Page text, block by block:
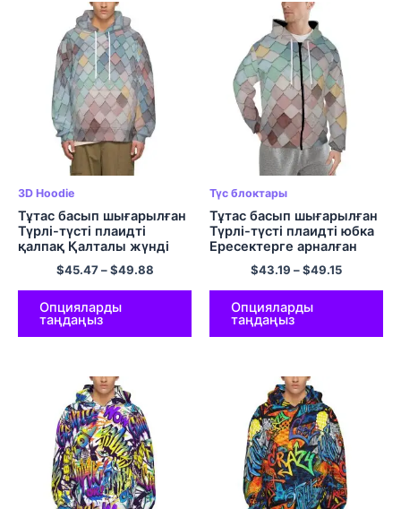
жылдық сыйлықтар
3D Hoodie
Тұтас басып шығарылған
Түрлі-түсті плаидті
қалпақ Қалталы жүнді
жылы және жұмсақ
полиэфирлі пуловер
капюшонды свитер
$45.47–$49.88
Опцияларды
таңдаңыз
Түс блоктары
Тұтас басып шығарылған
Түрлі-түсті плаидті юбка
Ересектерге арналған
қалталы жүнді жылы
және жұмсақ полиэфирлі
ілгектелген капюшоны
бар футболка
$43.19 –$49.15
Опцияларды
таңдаңыз